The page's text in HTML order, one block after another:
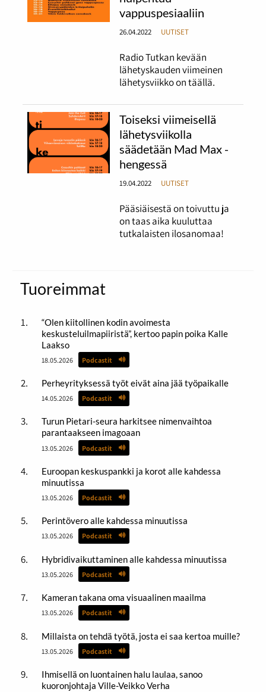
vappuspesiaaliin
26.04.2022 UUTISET
Radio Tutkan kevään
lähetyskauden viimeinen
lähetysviikko on täällä.
Toiseksi viimeisellä
lähetysviikolla
säädetään Mad Max -
hengessä
19.04.2022 UUTISET
Pääsiäisestä on toivuttu ja
on taas aika kuuluttaa
tutkalaisten ilosanomaa!
Tuoreimmat
“Olen kiitollinen kodin avoimesta
keskusteluilmapiiristä”, kertoo papin poika Kalle
Laakso
18.05.2026 Podcastit
Perheyrityksessä työt eivät aina jää työpaikalle
14.05.2026 Podcastit
Turun Pietari-seura harkitsee nimenvaihtoa
parantaakseen imagoaan
13.05.2026 Podcastit
Euroopan keskuspankki ja korot alle kahdessa
minuutissa
13.05.2026 Podcastit
Perintövero alle kahdessa minuutissa
13.05.2026 Podcastit
Hybridivaikuttaminen alle kahdessa minuutissa
13.05.2026 Podcastit
Kameran takana oma visuaalinen maailma
13.05.2026 Podcastit
Millaista on tehdä työtä, josta ei saa kertoa muille?
13.05.2026 Podcastit
Ihmisellä on luontainen halu laulaa, sanoo
kuoronjohtaja Ville-Veikko Verha